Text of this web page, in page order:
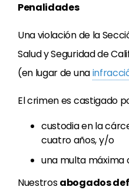
Penalidades
Una violación de la
Salud y Seguridad de
(en lugar de una
El crimen es castigado
custodia en la
cuatro años, y/o
una multa máxima
Nuestrosabogados